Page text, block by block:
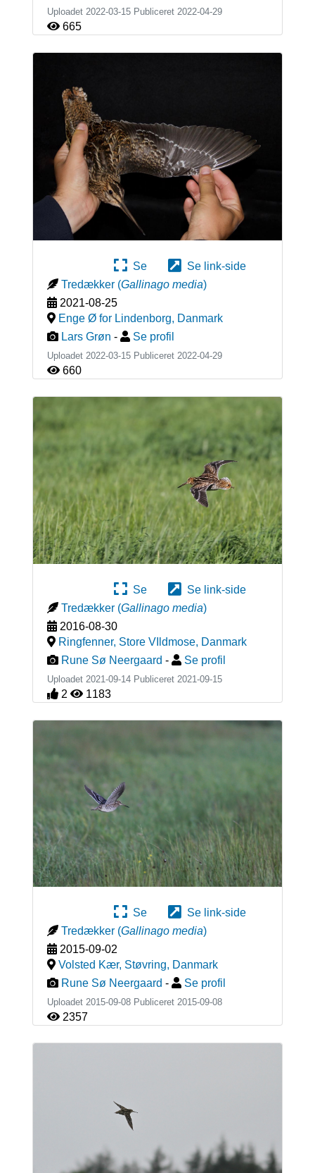
Uploadet 2022-03-15 Publiceret 2022-04-29
665
Se
Se link-side
Tredækker (Gallinago media)
2021-08-25
Enge Ø for Lindenborg, Danmark
Lars Grøn - Se profil
Uploadet 2022-03-15 Publiceret 2022-04-29
660
Se
Se link-side
Tredækker (Gallinago media)
2016-08-30
Ringfenner, Store VIldmose, Danmark
Rune Sø Neergaard - Se profil
Uploadet 2021-09-14 Publiceret 2021-09-15
2 1183
Se
Se link-side
Tredækker (Gallinago media)
2015-09-02
Volsted Kær, Støvring, Danmark
Rune Sø Neergaard - Se profil
Uploadet 2015-09-08 Publiceret 2015-09-08
2357